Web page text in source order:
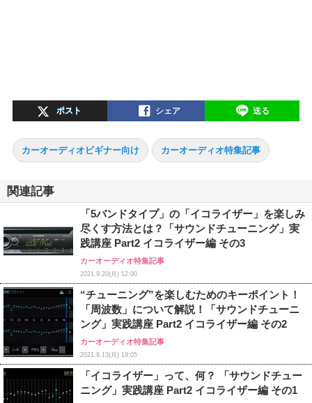
ポスト シェア 送る
カーオーディオビギナー向け カーオーディオ特集記事
関連記事
「5バンドタイプ」の「イコライザー」を楽しみ
尽くす方法とは？「サウンドチューニング」実
践講座 Part2 イコライザー編 その3
カーオーディオ特集記事
2021.9.20(月) 12:00
“チューニング”を楽しむためのキーポイント！
「周波数」について解説！「サウンドチューニ
ング」実践講座 Part2 イコライザー編 その2
カーオーディオ特集記事
2021.9.13(月) 19:05
「イコライザー」って、何？ 「サウンドチュー
ニング」実践講座 Part2 イコライザー編 その1